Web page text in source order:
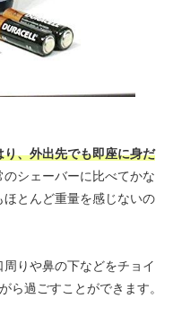
、外出先でも即座に身だ
のシェーバーに比べてかな
とんど重量を感じないの
りや鼻の下などをチョイ
ら過ごすことができます。